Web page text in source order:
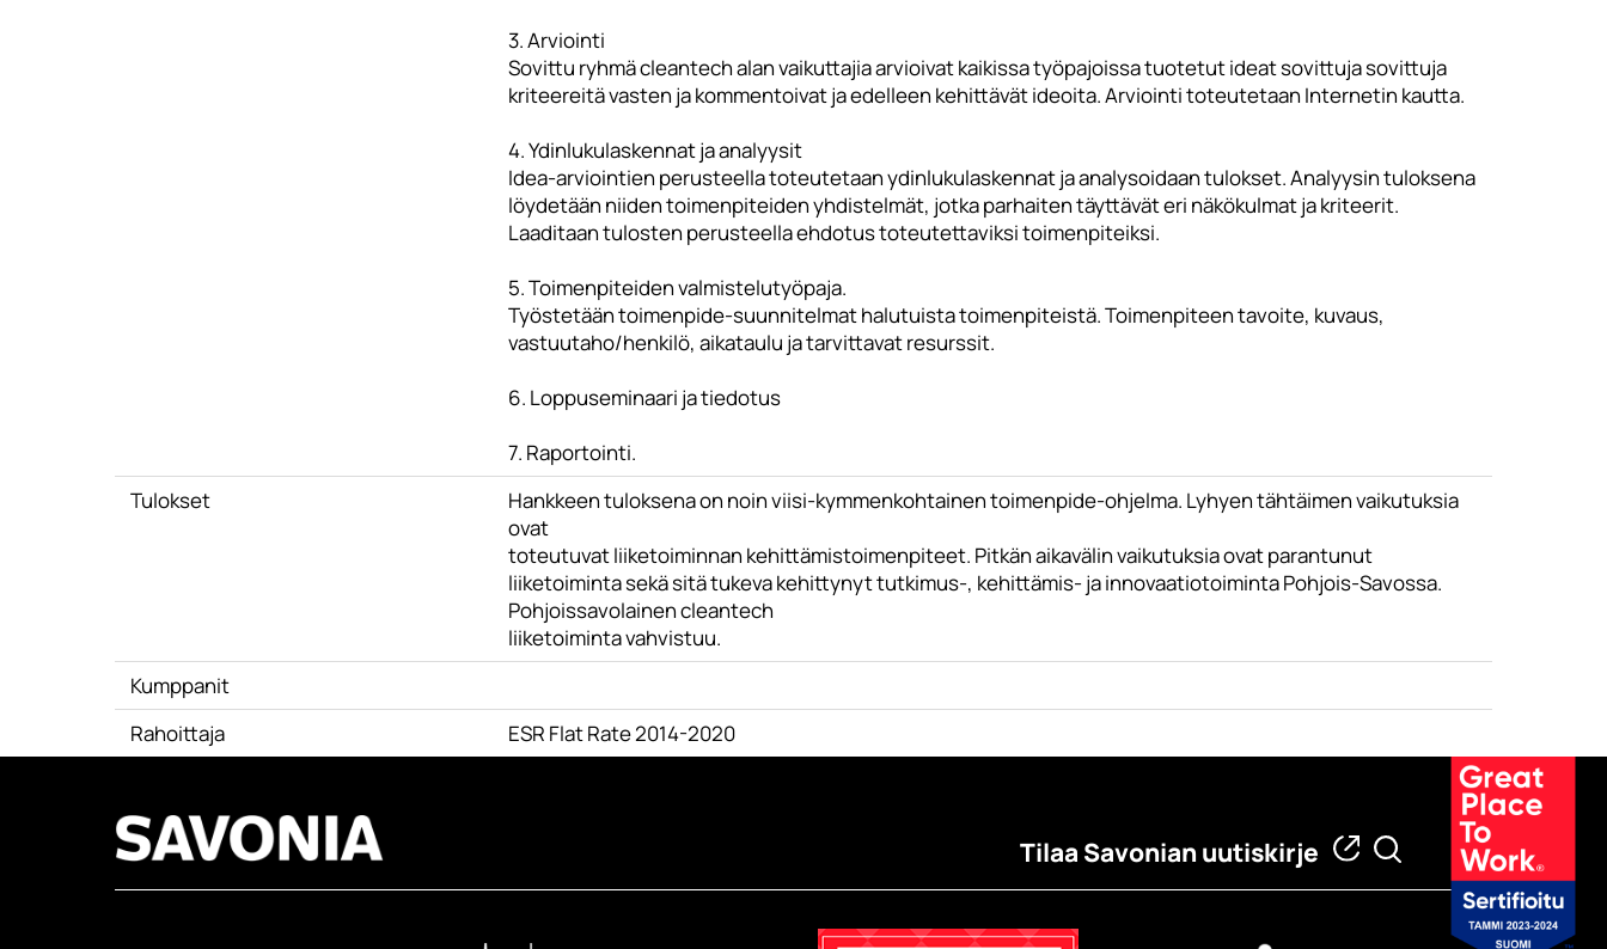
3. Arviointi
Sovittu ryhmä cleantech alan vaikuttajia arvioivat kaikissa työpajoissa tuotetut ideat sovittuja sovittuja
kriteereitä vasten ja kommentoivat ja edelleen kehittävät ideoita. Arviointi toteutetaan Internetin kautta.
4. Ydinlukulaskennat ja analyysit
Idea-arviointien perusteella toteutetaan ydinlukulaskennat ja analysoidaan tulokset. Analyysin tuloksena
löydetään niiden toimenpiteiden yhdistelmät, jotka parhaiten täyttävät eri näkökulmat ja kriteerit.
Laaditaan tulosten perusteella ehdotus toteutettaviksi toimenpiteiksi.
5. Toimenpiteiden valmistelutyöpaja.
Työstetään toimenpide-suunnitelmat halutuista toimenpiteistä. Toimenpiteen tavoite, kuvaus,
vastuutaho/henkilö, aikataulu ja tarvittavat resurssit.
6. Loppuseminaari ja tiedotus
7. Raportointi.
Tulokset
Hankkeen tuloksena on noin viisi-kymmenkohtainen toimenpide-ohjelma. Lyhyen tähtäimen vaikutuksia
ovat
toteutuvat liiketoiminnan kehittämistoimenpiteet. Pitkän aikavälin vaikutuksia ovat parantunut
liiketoiminta sekä sitä tukeva kehittynyt tutkimus-, kehittämis- ja innovaatiotoiminta Pohjois-Savossa.
Pohjoissavolainen cleantech
liiketoiminta vahvistuu.
Kumppanit
Rahoittaja
ESR Flat Rate 2014-2020
Tilaa Savonian uutiskirje